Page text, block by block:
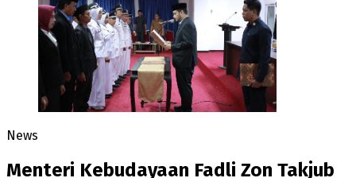
News
Menteri Kebudayaan Fadli Zon Takjub